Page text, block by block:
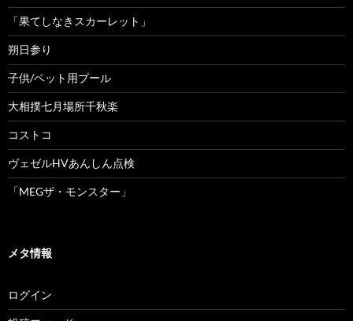
「果てしなきスカーレット」
朔日参り
子供/ペット用プール
大相撲七月場所千秋楽
コストコ
ヴェゼルHVあんしん点検
「MEGザ・モンスター」
メタ情報
ログイン